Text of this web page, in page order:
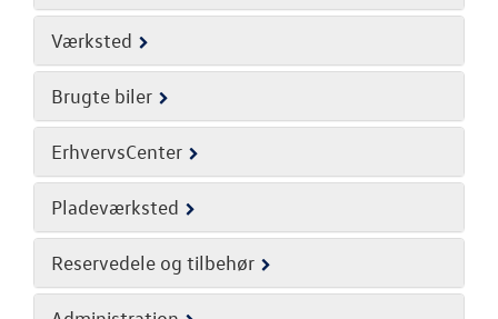
SKADECENTER
TILBEHØR
Værksted
Brugte biler
ErhvervsCenter
Pladeværksted
Reservedele og tilbehør